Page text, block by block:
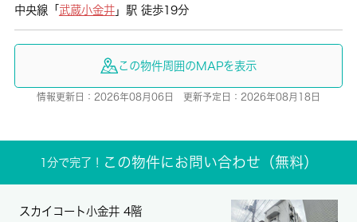
中央線「 武蔵小金井」駅 徒歩19分
この物件周囲のMAPを表示
情報更新日：2026年08月06日 更新予定日：2026年08月18日
1分で完了！ この物件にお問い合わせ（無料）
スカイコート小金井 4階